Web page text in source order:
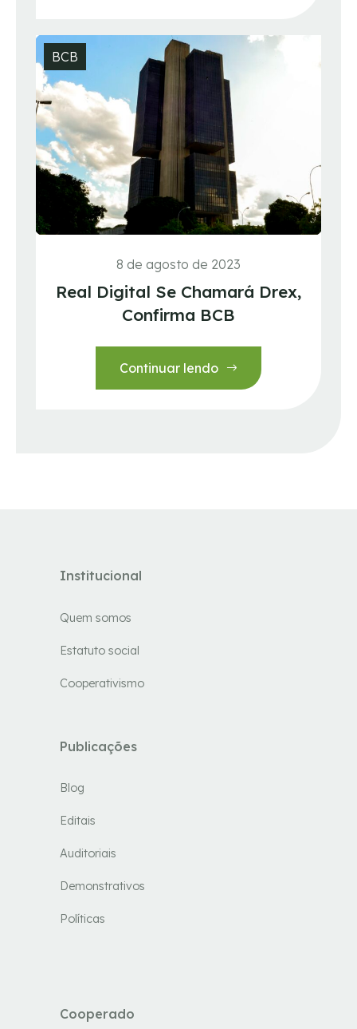
BCB
8 de agosto de 2023
Real Digital Se Chamará Drex,
Confirma BCB
Continuar lendo
Institucional
Quem somos
Estatuto social
Cooperativismo
Publicações
Blog
Editais
Auditoriais
Demonstrativos
Políticas
Cooperado